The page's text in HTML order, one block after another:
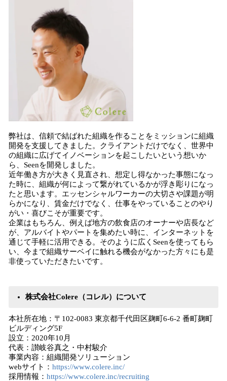
弊社は、信頼で結ばれた組織を作ることをミッションに組織
開発を支援してきました。クライアントだけでなく、世界中
の組織に広げてイノベーションを起こしたいという想いか
ら、Seenを開発しました。
近年働き方が大きく見直され、想定し得なかった事態になっ
た時に、組織が何によって繋がれているかが浮き彫りになっ
たと思います。エッセンシャルワーカーの大切さや課題が明
らかになり、賃金だけでなく、仕事をやっていることのやり
がい・喜びこそが重要です。
企業はもちろん、例えば地方の飲食店のオーナーや店長など
が、アルバイトやパートを集めたい時に、インターネットを
通じて手軽に活用できる。そのように広くSeenを使ってもら
い、今まで組織サーベイに触れる機会がなかった方々にも是
非使っていただきたいです。
株式会社Colere（コレル）について
本社所在地：〒102-0083 東京都千代田区麹町6-6-2 番町麹町
ビルディング5F
設立：2020年10月
代表：讃岐谷真之・中村駿介
事業内容：組織開発ソリューション
webサイト： https://www.colere.inc/
採用情報： https://www.colere.inc/recruiting